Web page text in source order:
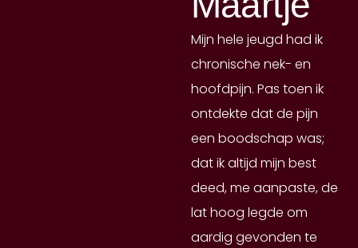
Mijn hele jeugd had ik
chronische nek- en
hoofdpijn. Pas toen ik
ontdekte dat de pijn
een boodschap was;
dat ik altijd mijn best
deed, me aanpaste, de
lat hoog legde om
aardig gevonden te